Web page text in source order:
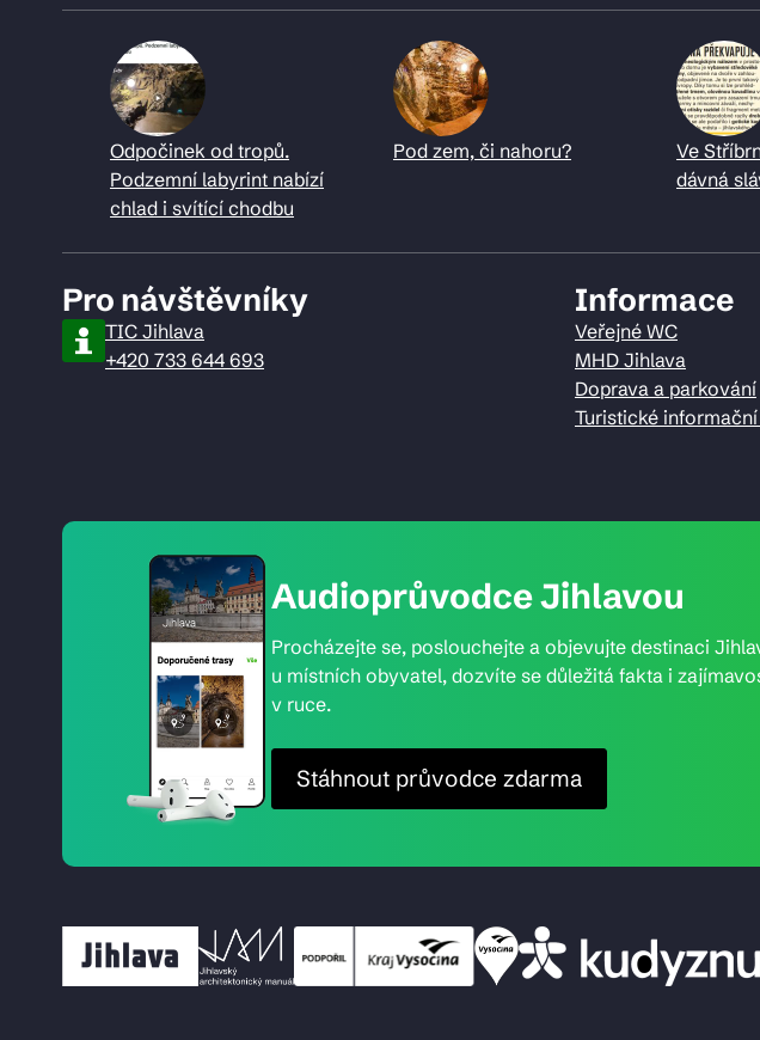
Odpočinek od tropů.
Podzemní labyrint nabízí
chlad i svítící chodbu
Pod zem, či nahoru?
Ve
dávná
Pro návštěvníky
TIC Jihlava
+420 733 644 693
Informace
Veřejné WC
MHD Jihlava
Doprava a parkování
Turistické
Audioprůvodce Jihlavou
Procházejte se, poslouchejte a objevujte destinaci
u místních obyvatel, dozvíte se důležitá fakta i
v ruce.
Stáhnout průvodce zdarma